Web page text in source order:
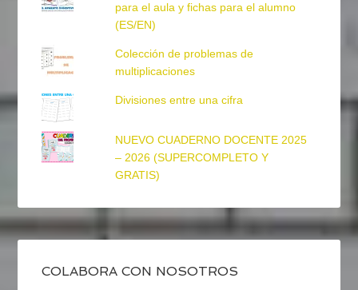
para el aula y fichas para el alumno
(ES/EN)
Colección de problemas de
multiplicaciones
Divisiones entre una cifra
NUEVO CUADERNO DOCENTE 2025
– 2026 (SUPERCOMPLETO Y
GRATIS)
COLABORA CON NOSOTROS